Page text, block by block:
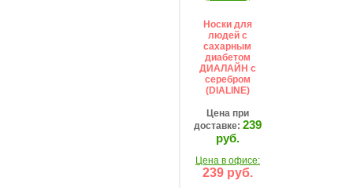
Носки для
людей с
сахарным
диабетом
ДИАЛАЙН с
серебром
(DIALINE)
Цена при
доставке: 239
руб.
Цена в офисе:
239 руб.